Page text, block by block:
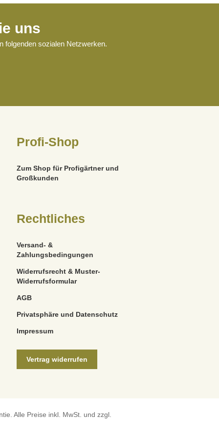
uns
folgenden sozialen Netzwerken.
Profi-Shop
Zum Shop für Profigärtner und
Großkunden
Rechtliches
Versand- &
Zahlungsbedingungen
Widerrufsrecht & Muster-
Widerrufsformular
AGB
Privatsphäre und Datenschutz
Impressum
Vertrag widerrufen
Alle Preise inkl. MwSt. und zzgl.